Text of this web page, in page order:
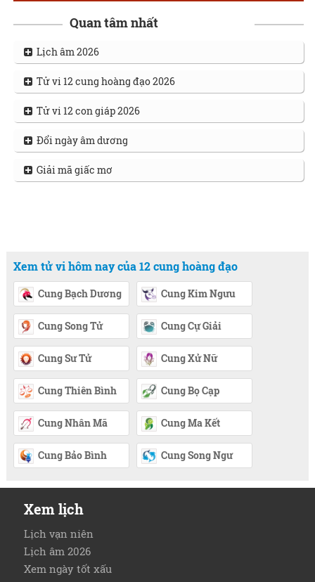
Quan tâm nhất
Lịch âm 2026
Tử vi 12 cung hoàng đạo 2026
Tử vi 12 con giáp 2026
Đổi ngày âm dương
Giải mã giấc mơ
Xem tử vi hôm nay của 12 cung hoàng đạo
Cung Bạch Dương Cung Kim Ngưu
Cung Song Tử Cung Cự Giải
Cung Sư Tử Cung Xử Nữ
Cung Thiên Bình Cung Bọ Cạp
Cung Nhân Mã Cung Ma Kết
Cung Bảo Bình Cung Song Ngư
Xem lịch
Lịch vạn niên
Lịch âm 2026
Xem ngày tốt xấu